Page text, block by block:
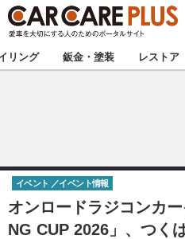
★カーケアプラス認定★ 厳選
甲信越
東海
リング 鈑金・塗装 レストア
オンロードラジコンカ
NG CUP 2026」、つく
イベント イベント情報